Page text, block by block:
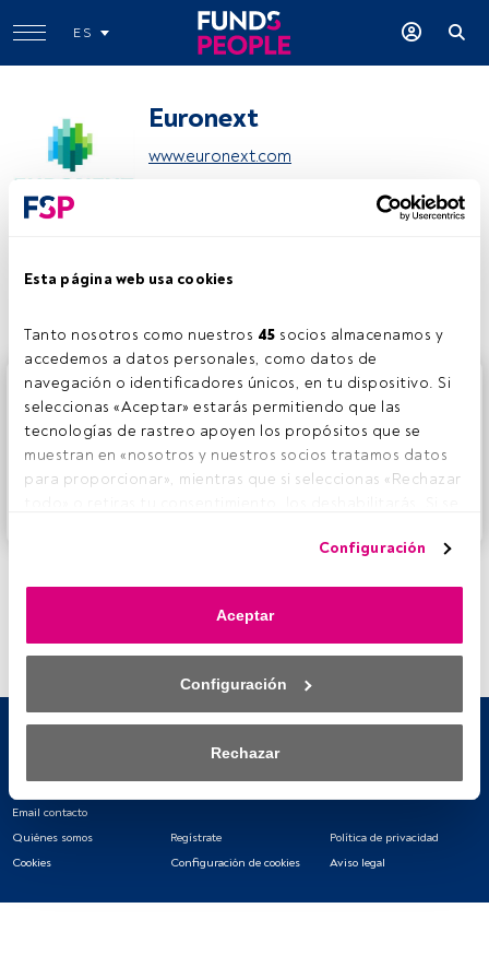
Esta página web usa cookies
Tanto nosotros como nuestros 45 socios almacenamos y
accedemos a datos personales, como datos de
navegación o identificadores únicos, en tu dispositivo. Si
seleccionas «Aceptar» estarás permitiendo que las
tecnologías de rastreo apoyen los propósitos que se
muestran en «nosotros y nuestros socios tratamos datos
para proporcionar», mientras que si seleccionas «Rechazar
anuncios que ves podrían dejar de ser relevantes para ti.
momento haciendo clic en el enlace «Preferencias de
privacidad» que aparece en la parte inferior de la página
la izquierda de la página web). Tus opciones tendrán
saber más, consulta nuestra política de privacidad.
datos para proporcionar:
activamente las características del dispositivo para su
identificación. Almacenar la información en un dispositivo
Configuración
Aceptar
Configuración
Rechazar
ES
Euronext
www.euronext.com
Este es un artículo exclusivo para los usuarios registrados
de FundsPeople. Si ya estás registrado, accede desde el
botón Login. Si aún no tienes cuenta, te invitamos a
registrarte y disfrutar de todo el universo que ofrece
FundsPeople.
Email contacto
Quiénes somos
Regístrate
Política de privacidad
Cookies
Configuración de cookies Aviso legal